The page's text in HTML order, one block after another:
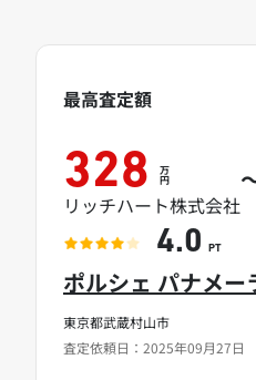
東京都武蔵村山市
査定依頼日：2025年09月27日
ポルシェ パナメー
最高査定額
328 万
円
リッチハート株式会社
4.0 PT